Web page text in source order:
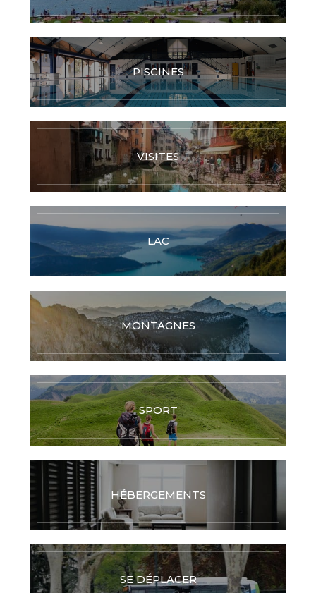
PISCINES
VISITES
LAC
MONTAGNES
SPORT
HÉBERGEMENTS
SE DÉPLACER